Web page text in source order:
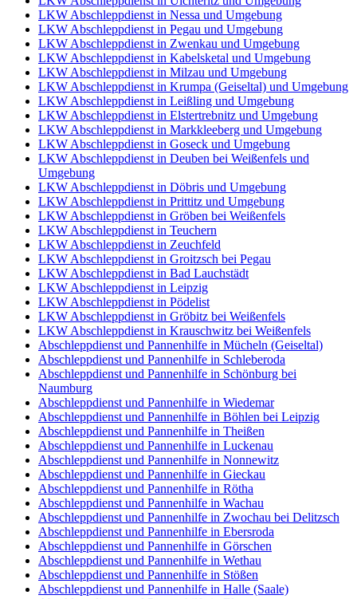
LKW Abschleppdienst in Nessa und Umgebung
LKW Abschleppdienst in Pegau und Umgebung
LKW Abschleppdienst in Zwenkau und Umgebung
LKW Abschleppdienst in Kabelsketal und Umgebung
LKW Abschleppdienst in Milzau und Umgebung
LKW Abschleppdienst in Krumpa (Geiseltal) und Umgebung
LKW Abschleppdienst in Leißling und Umgebung
LKW Abschleppdienst in Elstertrebnitz und Umgebung
LKW Abschleppdienst in Markkleeberg und Umgebung
LKW Abschleppdienst in Goseck und Umgebung
LKW Abschleppdienst in Deuben bei Weißenfels und
Umgebung
LKW Abschleppdienst in Döbris und Umgebung
LKW Abschleppdienst in Prittitz und Umgebung
LKW Abschleppdienst in Gröben bei Weißenfels
LKW Abschleppdienst in Teuchern
LKW Abschleppdienst in Zeuchfeld
LKW Abschleppdienst in Groitzsch bei Pegau
LKW Abschleppdienst in Bad Lauchstädt
LKW Abschleppdienst in Leipzig
LKW Abschleppdienst in Pödelist
LKW Abschleppdienst in Gröbitz bei Weißenfels
LKW Abschleppdienst in Krauschwitz bei Weißenfels
Abschleppdienst und Pannenhilfe in Mücheln (Geiseltal)
Abschleppdienst und Pannenhilfe in Schleberoda
Abschleppdienst und Pannenhilfe in Schönburg bei
Naumburg
Abschleppdienst und Pannenhilfe in Wiedemar
Abschleppdienst und Pannenhilfe in Böhlen bei Leipzig
Abschleppdienst und Pannenhilfe in Theißen
Abschleppdienst und Pannenhilfe in Luckenau
Abschleppdienst und Pannenhilfe in Nonnewitz
Abschleppdienst und Pannenhilfe in Gieckau
Abschleppdienst und Pannenhilfe in Rötha
Abschleppdienst und Pannenhilfe in Wachau
Abschleppdienst und Pannenhilfe in Zwochau bei Delitzsch
Abschleppdienst und Pannenhilfe in Ebersroda
Abschleppdienst und Pannenhilfe in Görschen
Abschleppdienst und Pannenhilfe in Wethau
Abschleppdienst und Pannenhilfe in Stößen
Abschleppdienst und Pannenhilfe in Halle (Saale)